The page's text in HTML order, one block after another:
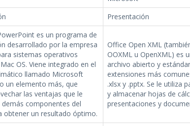
Presentación
es un programa de
desarrollado por la empresa
sistemas operativos
OS. Viene integrado en el
llamado Microsoft
un elemento más, que
las ventajas que le
componentes del
obtener un resultado óptimo.
Office Open XML
OOXML u OpenXML) es
archivo abierto y
extensiones más
.xlsx y .pptx. Se le utiliza
y almacenar hojas de
presentaciones y